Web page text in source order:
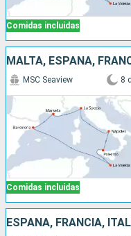
Comidas incluidas
MALTA, ESPAÑA,
Comidas incluidas
MSC Seaview 8 d
ESPAÑA, FRANCIA,